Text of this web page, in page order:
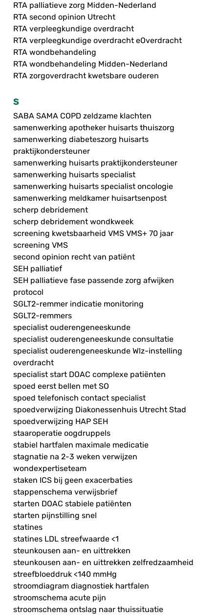
RTA palliatieve zorg Midden-Nederland
RTA second opinion Utrecht
RTA verpleegkundige overdracht
RTA verpleegkundige overdracht eOverdracht
RTA wondbehandeling
RTA wondbehandeling Midden-Nederland
RTA zorgoverdracht kwetsbare ouderen
S
SABA SAMA COPD zeldzame klachten
samenwerking apotheker huisarts thuiszorg
samenwerking diabeteszorg huisarts
praktijkondersteuner
samenwerking huisarts praktijkondersteuner
samenwerking huisarts specialist
samenwerking huisarts specialist oncologie
samenwerking meldkamer huisartsenpost
scherp debridement
scherp debridement wondkweek
screening kwetsbaarheid VMS VMS+ 70 jaar
screening VMS
second opinion recht van patiënt
SEH palliatief
SEH palliatieve fase passende zorg afwijken
protocol
SGLT2-remmer indicatie monitoring
SGLT2-remmers
specialist ouderengeneeskunde
specialist ouderengeneeskunde consultatie
specialist ouderengeneeskunde Wlz-instelling
overdracht
specialist start DOAC complexe patiënten
spoed eerst bellen met SO
spoed telefonisch contact specialist
spoedverwijzing Diakonessenhuis Utrecht Stad
spoedverwijzing HAP SEH
staaroperatie oogdruppels
stabiel hartfalen maximale medicatie
stagnatie na 2-3 weken verwijzen
wondexpertiseteam
staken ICS bij geen exacerbaties
stappenschema verwijsbrief
starten DOAC stabiele patiënten
starten pijnstilling snel
statines
statines LDL streefwaarde <1
steunkousen aan- en uittrekken
steunkousen aan- en uittrekken zelfredzaamheid
streefbloeddruk <140 mmHg
stroomdiagram diagnostiek hartfalen
stroomschema acute pijn
stroomschema ontslag naar thuissituatie